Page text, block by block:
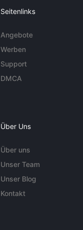
Seitenlinks
Angebote
Werben
Support
DMCA
Über Uns
Über uns
Unser Team
Unser Blog
Kontakt